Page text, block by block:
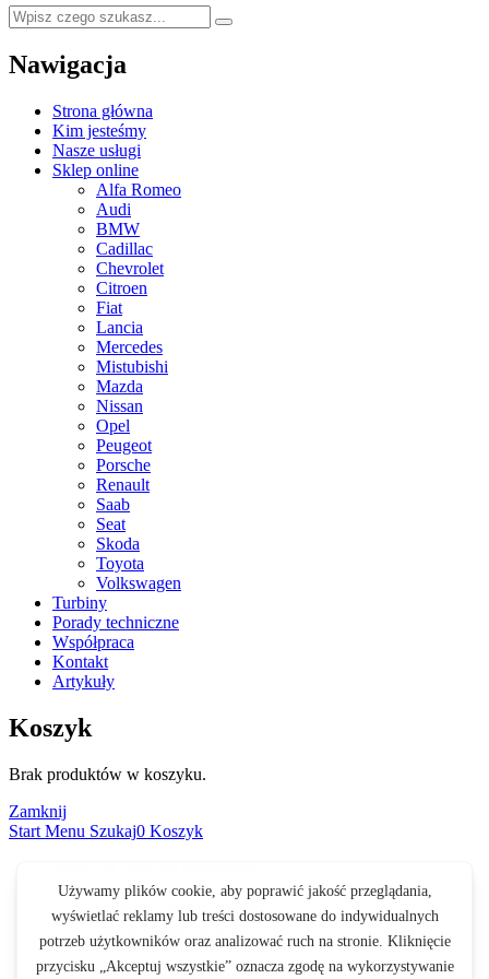
Nawigacja
Strona główna
Kim jesteśmy
Nasze usługi
Sklep online
Alfa Romeo
Audi
BMW
Cadillac
Chevrolet
Citroen
Fiat
Lancia
Mercedes
Mistubishi
Mazda
Nissan
Opel
Peugeot
Porsche
Renault
Saab
Seat
Skoda
Toyota
Volkswagen
Turbiny
Porady techniczne
Współpraca
Kontakt
Artykuły
Koszyk
Brak produktów w koszyku.
Zamknij
Start Menu Szukaj0 Koszyk
Sortuj wg popularności
Sortuj wg średniej oceny
Sortuj od najnowszych
Sortuj po cenie od najniższej
Sortuj po cenie od najwyższej